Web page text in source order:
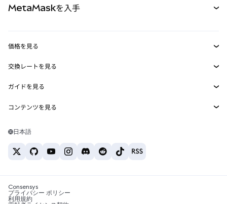
RWA
MetaMask Connect
Snaps
Web3サービス
MetaMaskを入手
セキュリティ
サポート
キャリア
お問い合わせ
価格を見る
イーサリアムの価格
Solanaの価格
Tetherの価格
交換レートを見る
ETH→USD
USDT→INR
BTC→INR
ETH→USDT
ガイドを見る
ETHの購入
USDTの購入
SHIBの購入
BNBの購入
コンテンツを見る
Solanaウォレット
税制関連ニュース
日本語
Consensys
プライバシー ポリシー
利用規約